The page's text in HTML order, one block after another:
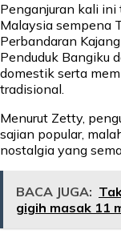
Penganjuran kali
Malaysia sempena
Perbandaran
Penduduk Bangiku
domestik serta
tradisional.
Menurut Zetty,
sajian popular,
nostalgia yang
BACA JUGA:
gigih masak 11